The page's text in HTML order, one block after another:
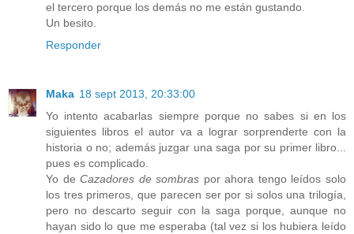
el tercero porque los demás no me están gustando.
Un besito.
Responder
Maka 18 sept 2013, 20:33:00
Yo intento acabarlas siempre porque no sabes si en los
siguientes libros el autor va a lograr sorprenderte con la
historia o no; además juzgar una saga por su primer libro...
pues es complicado.
Yo deCazadores de sombras por ahora tengo leídos solo
los tres primeros, que parecen ser por si solos una trilogía,
pero no descarto seguir con la saga porque, aunque no
hayan sido lo que me esperaba (tal vez si los hubiera leído